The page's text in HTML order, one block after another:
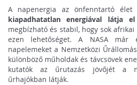
A napenergia az önfenntartó élet
kiapadhatatlan energiával látja
megbízható és stabil, hogy sok
ezen lehetőséget. A NASA már
napelemeket a Nemzetközi
különböző műholdak és távcsövek
kutatók az űrutazás jövőjét a
űrhajókban látják.